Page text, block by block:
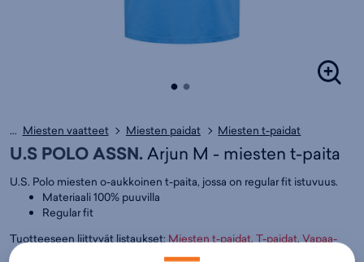
... Miesten vaatteet Miesten paidat Miesten t-paidat
U.S POLO ASSN.Arjun M - miesten t-paita
U.S. Polo miesten o-aukkoinen t-paita, jossa on regular fit istuvuus.
Materiaali 100% puuvilla
Regular fit
Tuotteeseen liittyvät listaukset:Miesten t-paidat,T-paidat,Vapaa-
aika - Paidat
,Vapaa-aika - Vapaa-ajan vaatteet